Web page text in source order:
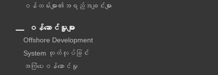
ဝန်ထမ်းများ၏အရည်အချင်းများ
ဝန်ဆောင်မှူများ
Offshore Development
System ထုတ်လုပ်ခြင်း
အကြံပေးဝန်ဆောင်မှု‌